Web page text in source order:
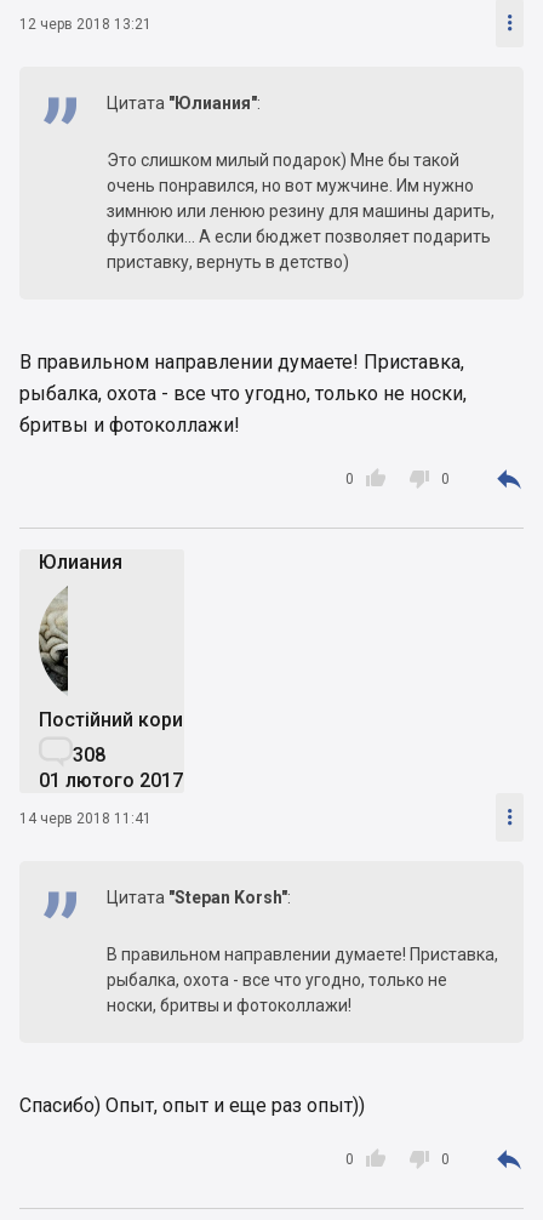
12 черв 2018 13:21 
Цитата "Юлиания":
Это слишком милый подарок) Мне бы такой
очень понравился, но вот мужчине. Им нужно
зимнюю или ленюю резину для машины дарить,
футболки... А если бюджет позволяет подарить
приставку, вернуть в детство)
В правильном направлении думаете! Приставка,
рыбалка, охота - все что угодно, только не носки,
бритвы и фотоколлажи!

0  0 
Юлиания
Постійний користувач
308
01 лютого 2017
14 черв 2018 11:41 
Цитата "Stepan Korsh":
В правильном направлении думаете! Приставка,
рыбалка, охота - все что угодно, только не
носки, бритвы и фотоколлажи!
Спасибо) Опыт, опыт и еще раз опыт))

0  0 